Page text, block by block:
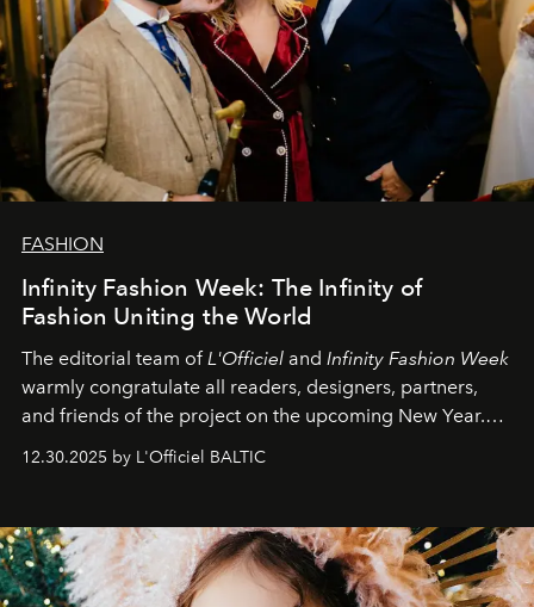
FASHION
Infinity Fashion Week: The Infinity of
Fashion Uniting the World
The editorial team ofL'Officiel and Infinity Fashion Week
warmly congratulate all readers, designers, partners,
and friends of the project on the upcoming New Year.
May 2026 bring growth, inspiration, bold ideas, and new
achievements.
12.30.2025 by L'Officiel BALTIC